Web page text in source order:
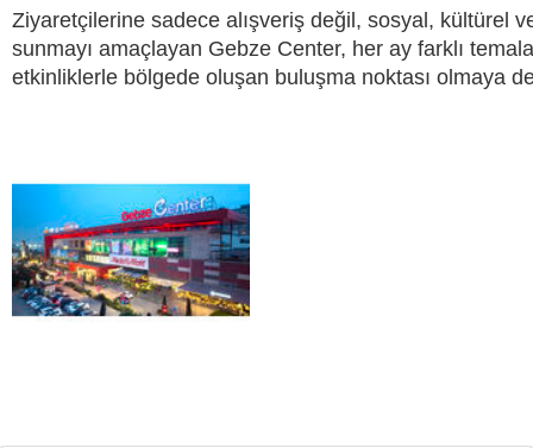
Ziyaretçilerine sadece alışveriş değil, sosyal, kültürel
sunmayı amaçlayan Gebze Center, her ay farklı
etkinliklerle bölgede oluşan buluşma noktası olmaya